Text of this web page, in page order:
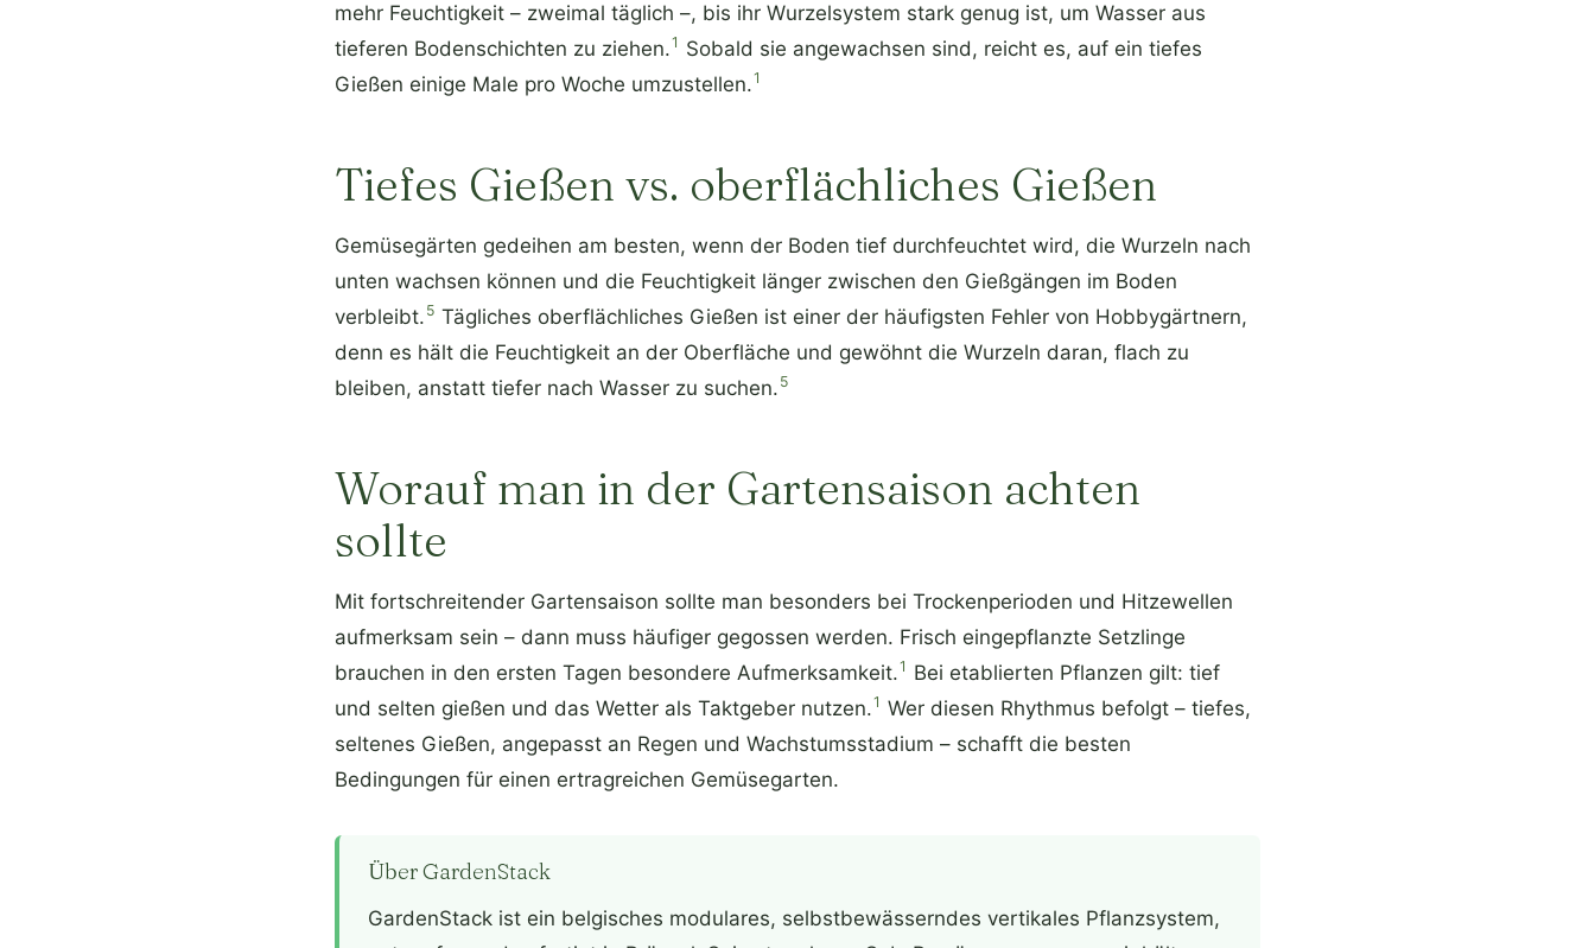
mehr Feuchtigkeit – zweimal täglich –, bis ihr Wurzelsystem stark genug ist, um Wasser aus
tieferen Bodenschichten zu ziehen.1 Sobald sie angewachsen sind, reicht es, auf ein tiefes
Gießen einige Male pro Woche umzustellen.1
Tiefes Gießen vs. oberflächliches Gießen
Gemüsegärten gedeihen am besten, wenn der Boden tief durchfeuchtet wird, die Wurzeln nach
unten wachsen können und die Feuchtigkeit länger zwischen den Gießgängen im Boden
verbleibt. 5 Tägliches oberflächliches Gießen ist einer der häufigsten Fehler von Hobbygärtnern,
denn es hält die Feuchtigkeit an der Oberfläche und gewöhnt die Wurzeln daran, flach zu
bleiben, anstatt tiefer nach Wasser zu suchen. 5
Worauf man in der Gartensaison achten
sollte
Mit fortschreitender Gartensaison sollte man besonders bei Trockenperioden und Hitzewellen
aufmerksam sein – dann muss häufiger gegossen werden. Frisch eingepflanzte Setzlinge
brauchen in den ersten Tagen besondere Aufmerksamkeit.1 Bei etablierten Pflanzen gilt: tief
und selten gießen und das Wetter als Taktgeber nutzen.1 Wer diesen Rhythmus befolgt – tiefes,
seltenes Gießen, angepasst an Regen und Wachstumsstadium – schafft die besten
Bedingungen für einen ertragreichen Gemüsegarten.
Über GardenStack
GardenStack ist ein belgisches modulares, selbstbewässerndes vertikales Pflanzsystem,